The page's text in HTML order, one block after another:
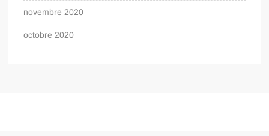
novembre 2020
octobre 2020